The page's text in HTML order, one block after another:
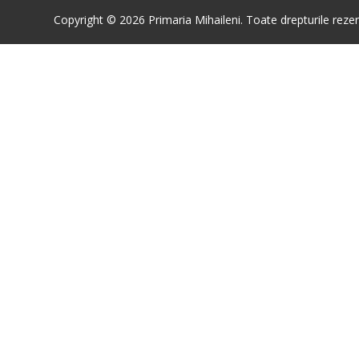
Copyright © 2026 Primaria Mihaileni. Toate drepturile